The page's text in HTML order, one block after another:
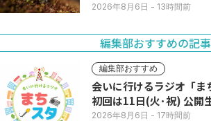
2026年8月6日 - 13時間前
編集部おすすめの記事
編集部おすすめ
会いに行けるラジオ「ま
初回は11日(火･祝) 公開
2026年8月6日 - 17時間前